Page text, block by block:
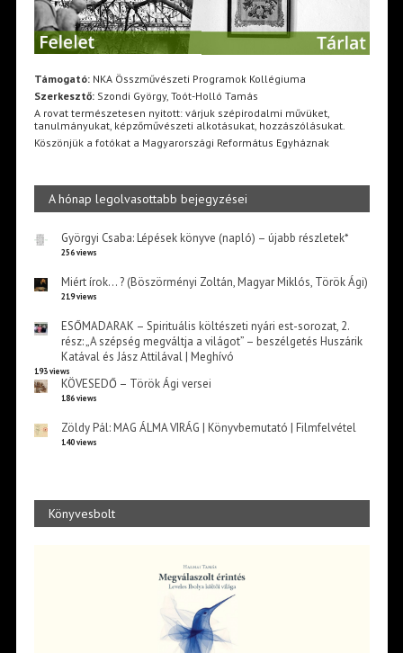
Támogató:NKA Összművészeti Programok Kollégiuma
Szerkesztő:Szondi György, Toót-Holló Tamás
A rovat természetesen nyitott: várjuk szépirodalmi művüket,
tanulmányukat, képzőművészeti alkotásukat, hozzászólásukat.
Köszönjük a fotókat a Magyarországi Református Egyháznak
A hónap legolvasottabb bejegyzései
Györgyi Csaba: Lépések könyve (napló) – újabb részletek*
256 views
Miért írok… ? (Böszörményi Zoltán, Magyar Miklós, Török Ági)
219 views
ESŐMADARAK – Spirituális költészeti nyári est-sorozat, 2.
rész: „A szépség megváltja a világot” – beszélgetés Huszárik
Katával és Jász Attilával | Meghívó
193 views
KÖVESEDŐ – Török Ági versei
186 views
Zöldy Pál: MAG ÁLMA VIRÁG | Könyvbemutató | Filmfelvétel
140 views
Könyvesbolt